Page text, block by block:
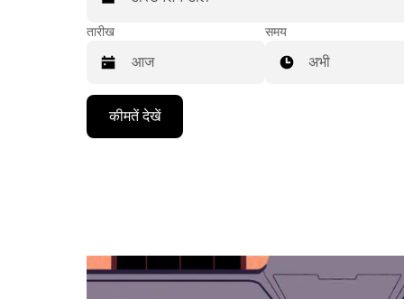
तारीख
Press
down
calendar
and
select
समय
अभी
कीमतें देखें